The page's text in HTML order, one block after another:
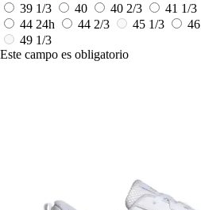
39 1/3
40 40 2/3 41 1/3
44 24h 44 2/3 45 1/3 46
49 1/3
Este campo es obligatorio